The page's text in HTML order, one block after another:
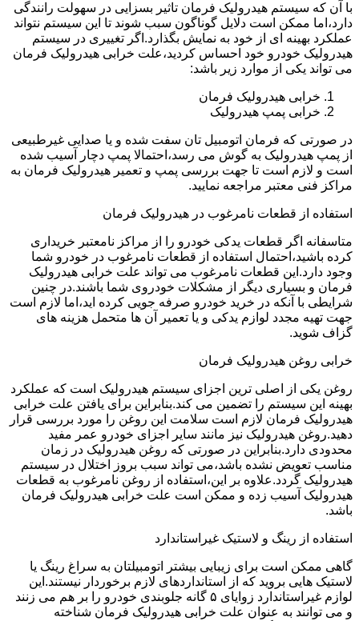
با آن که سیستم هیدرولیک فرمان تاثیر بسزایی در سهولت رانندگی
دارد،اما ممکن است دلایل گوناگون سبب شوند تا این سیستم نتواند
عملکرد بهینه ای از خود به نمایش بگذارد.اگر تغییری در سیستم
هیدرولیک خودرو خود احساس کردید،علت خرابی هیدرولیک فرمان
می تواند یکی از موارد زیر باشد:
خرابی هیدرولیک فرمان
خرابی پمپ هیدرولیک
در صورتی که فرمان اتومبیل تان سفت شده و یا صدایی غیرطبیعی
از پمپ هیدرولیک به گوش می رسد،احتمالا پمپ دچار آسیب شده
است و لازم است تا جهت بررسی پمپ و تعمیر هیدرولیک فرمان به
مراکز فنی معتبر مراجعه نمایید.
استفاده از قطعات نامرغوب در هیدرولیک فرمان
متاسفانه اگر قطعات یدکی خودرو را از مراکز نامعتبر خریداری
کرده باشید،احتمال استفاده از قطعات نامرغوب در خودرو شما
وجود دارد.این قطعات نامرغوب می تواند علت خرابی هیدرولیک
فرمان و بسیاری دیگر از مشکلات خودروی شما باشند.در چنین
شرایطی با آنکه در خرید خودرو صرفه جویی کرده اید،اما لازم است
جهت تهیه مجدد لوازم یدکی و یا تعمیر آن ها متحمل هزینه های
گزاف شوید.
خرابی روغن هیدرولیک فرمان
روغن یکی از اصلی ترین اجزای سیستم هیدرولیک است که عملکرد
بهینه این سیستم را تضمین می کند.بنابراین برای یافتن علت خرابی
هیدرولیک فرمان لازم است سلامت این روغن را مورد بررسی قرار
دهید.روغن هیدرولیک نیز مانند سایر اجزای خودرو عمر مفید
محدودی دارد.بنابراین در صورتی که روغن هیدرولیک در زمان
مناسب تعویض نشده باشد،می تواند سبب بروز اختلال در سیستم
هیدرولیک گردد.علاوه بر این،استفاده از روغن نامرغوب به قطعات
هیدرولیک آسیب زده و ممکن است علت خرابی هیدرولیک فرمان
باشد.
استفاده از رینگ و لاستیک غیراستاندارد
گاهی ممکن است برای زیبایی بیشتر اتومبیلتان به سراغ رینگ یا
لاستیک هایی بروید که از استانداردهای لازم برخوردار نیستند.این
لوازم غیراستاندارد زوایای ۵ گانه جلوبندی خودرو را بر هم می زنند
و می توانند به عنوان علت خرابی هیدرولیک فرمان شناخته